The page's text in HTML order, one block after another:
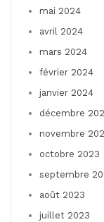
mai 2024
avril 2024
mars 2024
février 2024
janvier 2024
décembre
novembre
octobre 2023
septembre
août 2023
juillet 2023